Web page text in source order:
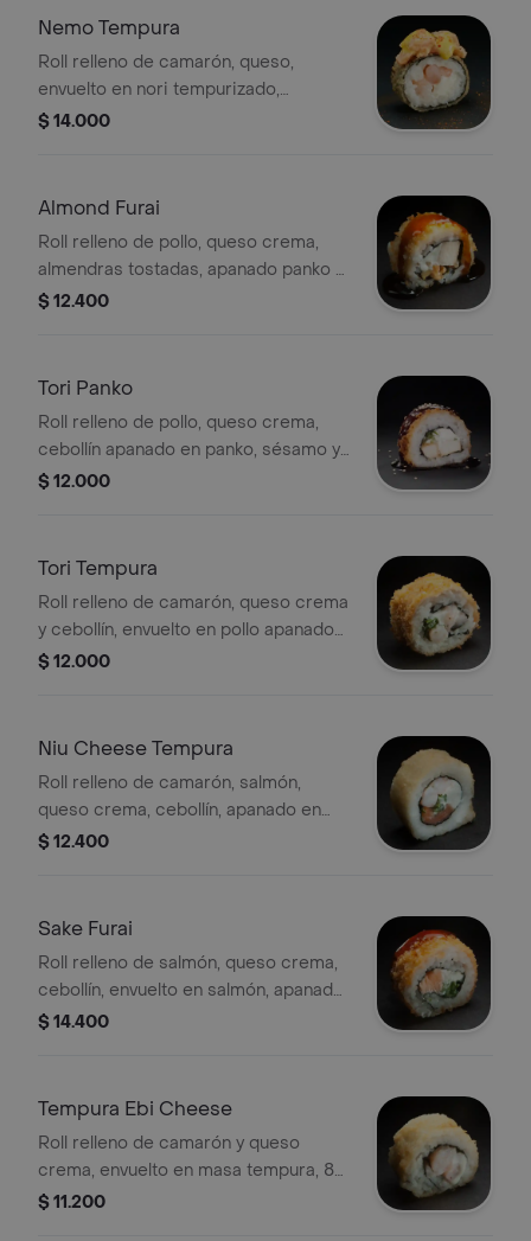
Nemo Tempura
Roll relleno de camarón, queso,
envuelto en nori tempurizado,
cubierto con cubos de salmón, salsa
$ 14.000
Almond Furai
Roll relleno de pollo, queso crema,
almendras tostadas, apanado panko y
salsa unagui, 8 porciones.
$ 12.400
Tori Panko
Roll relleno de pollo, queso crema,
cebollín apanado en panko, sésamo y
salsa teriyaki,8 porciones.
$ 12.000
Tori Tempura
Roll relleno de camarón, queso crema
y cebollín, envuelto en pollo apanado
en panko,8 porciones.
$ 12.000
Niu Cheese Tempura
Roll relleno de camarón, salmón,
queso crema, cebollín, apanado en
panko, 8 porciones.
$ 12.400
Sake Furai
Roll relleno de salmón, queso crema,
cebollín, envuelto en salmón, apanado
en panko y salsa unagui, 8 porciones.
$ 14.400
Tempura Ebi Cheese
Roll relleno de camarón y queso
crema, envuelto en masa tempura, 8
porciones.
$ 11.200